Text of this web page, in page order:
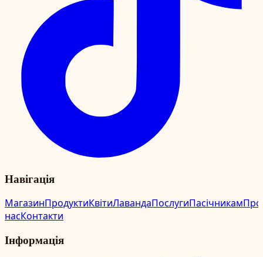
Навігація
МагазинПродуктиКвітиЛавандаПослугиПасічникамПро
насКонтакти
Інформація